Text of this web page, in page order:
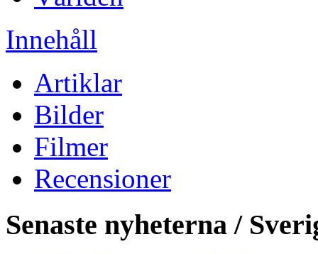
Innehåll
Artiklar
Bilder
Filmer
Recensioner
Senaste nyheterna /